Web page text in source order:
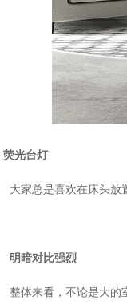
荧光台灯
大家总是喜欢在床头放置一
明暗对比强烈
整体来看，不论是大的